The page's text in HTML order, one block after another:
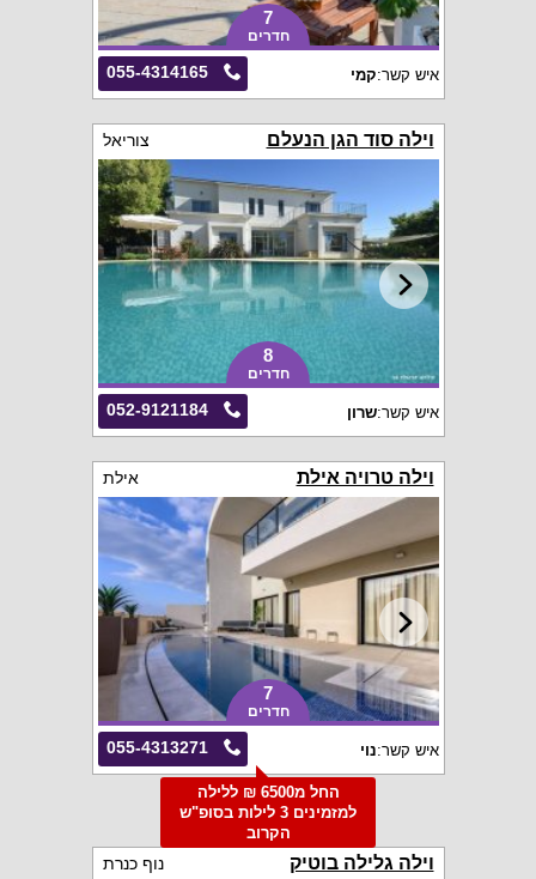
7
חדרים
055-4314165 איש קשר:קמי
וילה סוד הגן הנעלם צוריאל
8
חדרים
052-9121184 איש קשר:שרון
וילה טרויה אילת אילת
7
חדרים
055-4313271 איש קשר:נוי
החל מ6500 ₪ ללילה
למזמינים 3 לילות בסופ"ש
הקרוב
וילה גלילה בוטיק נוף כנרת